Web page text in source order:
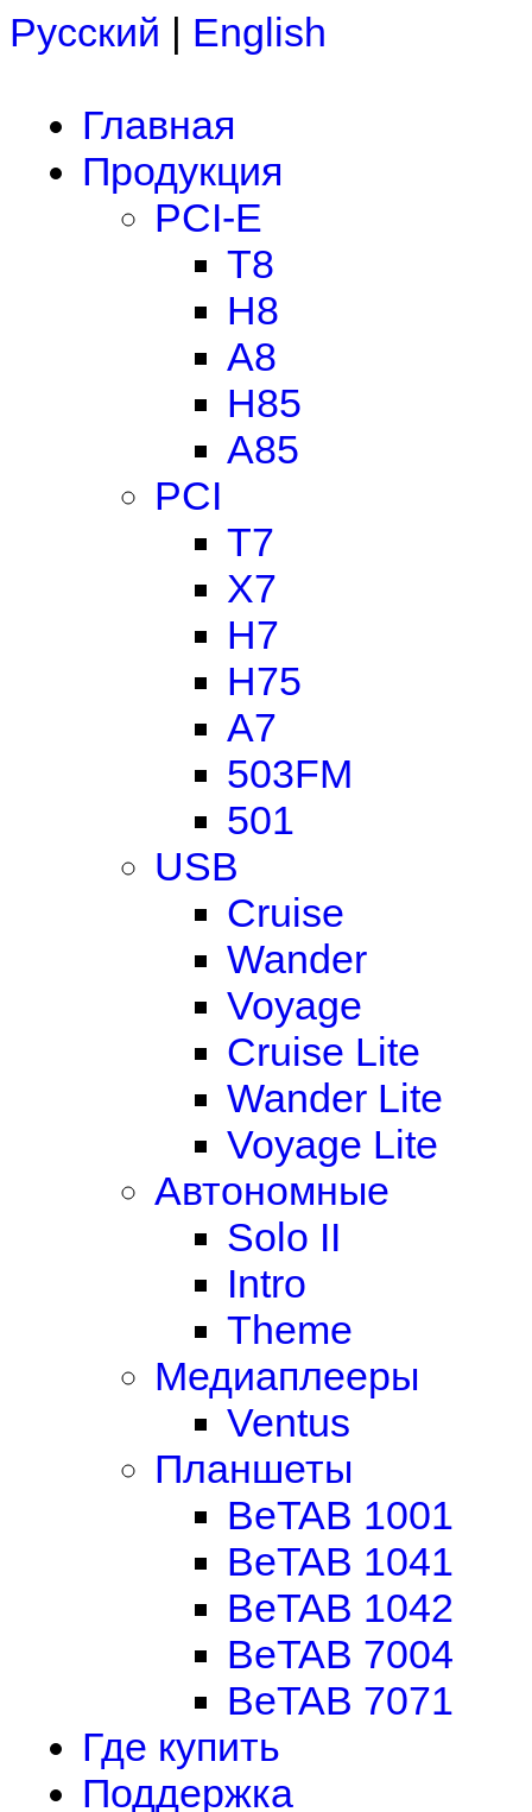
Русский | English
Главная
Продукция
PCI-E
T8
H8
A8
H85
A85
PCI
T7
X7
H7
H75
A7
503FM
501
USB
Cruise
Wander
Voyage
Cruise Lite
Wander Lite
Voyage Lite
Автономные
Solo II
Intro
Theme
Медиаплееры
Ventus
Планшеты
BeTAB 1001
BeTAB 1041
BeTAB 1042
BeTAB 7004
BeTAB 7071
Где купить
Поддержка